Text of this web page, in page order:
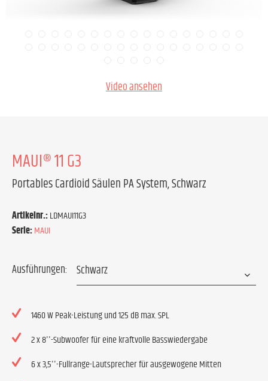
Video ansehen
MAUI® 11 G3
Portables Cardioid Säulen PA System, Schwarz
Artikelnr.:LDMAUI11G3
Serie:MAUI
Ausführungen:
1460 W Peak-Leistung und 125 dB max. SPL
2 x 8''-Subwoofer für eine kraftvolle Basswiedergabe
6 x 3,5''-Fullrange-Lautsprecher für ausgewogene Mitten